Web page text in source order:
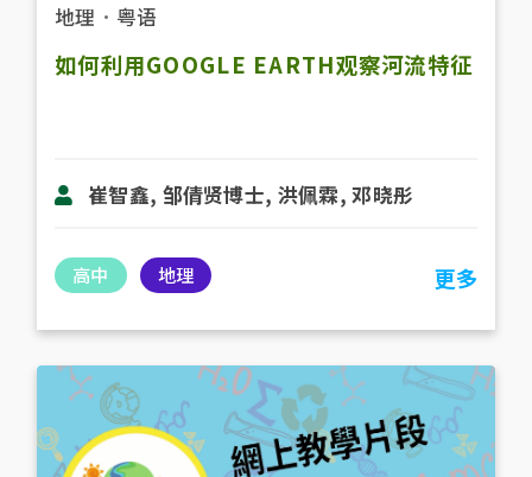
地理 ． 粤语
如何利用GOOGLE EARTH观察河流特征
崔智鑫, 邹倩贤博士, 洪佩霖, 邓晓彤
高中 地理 更多